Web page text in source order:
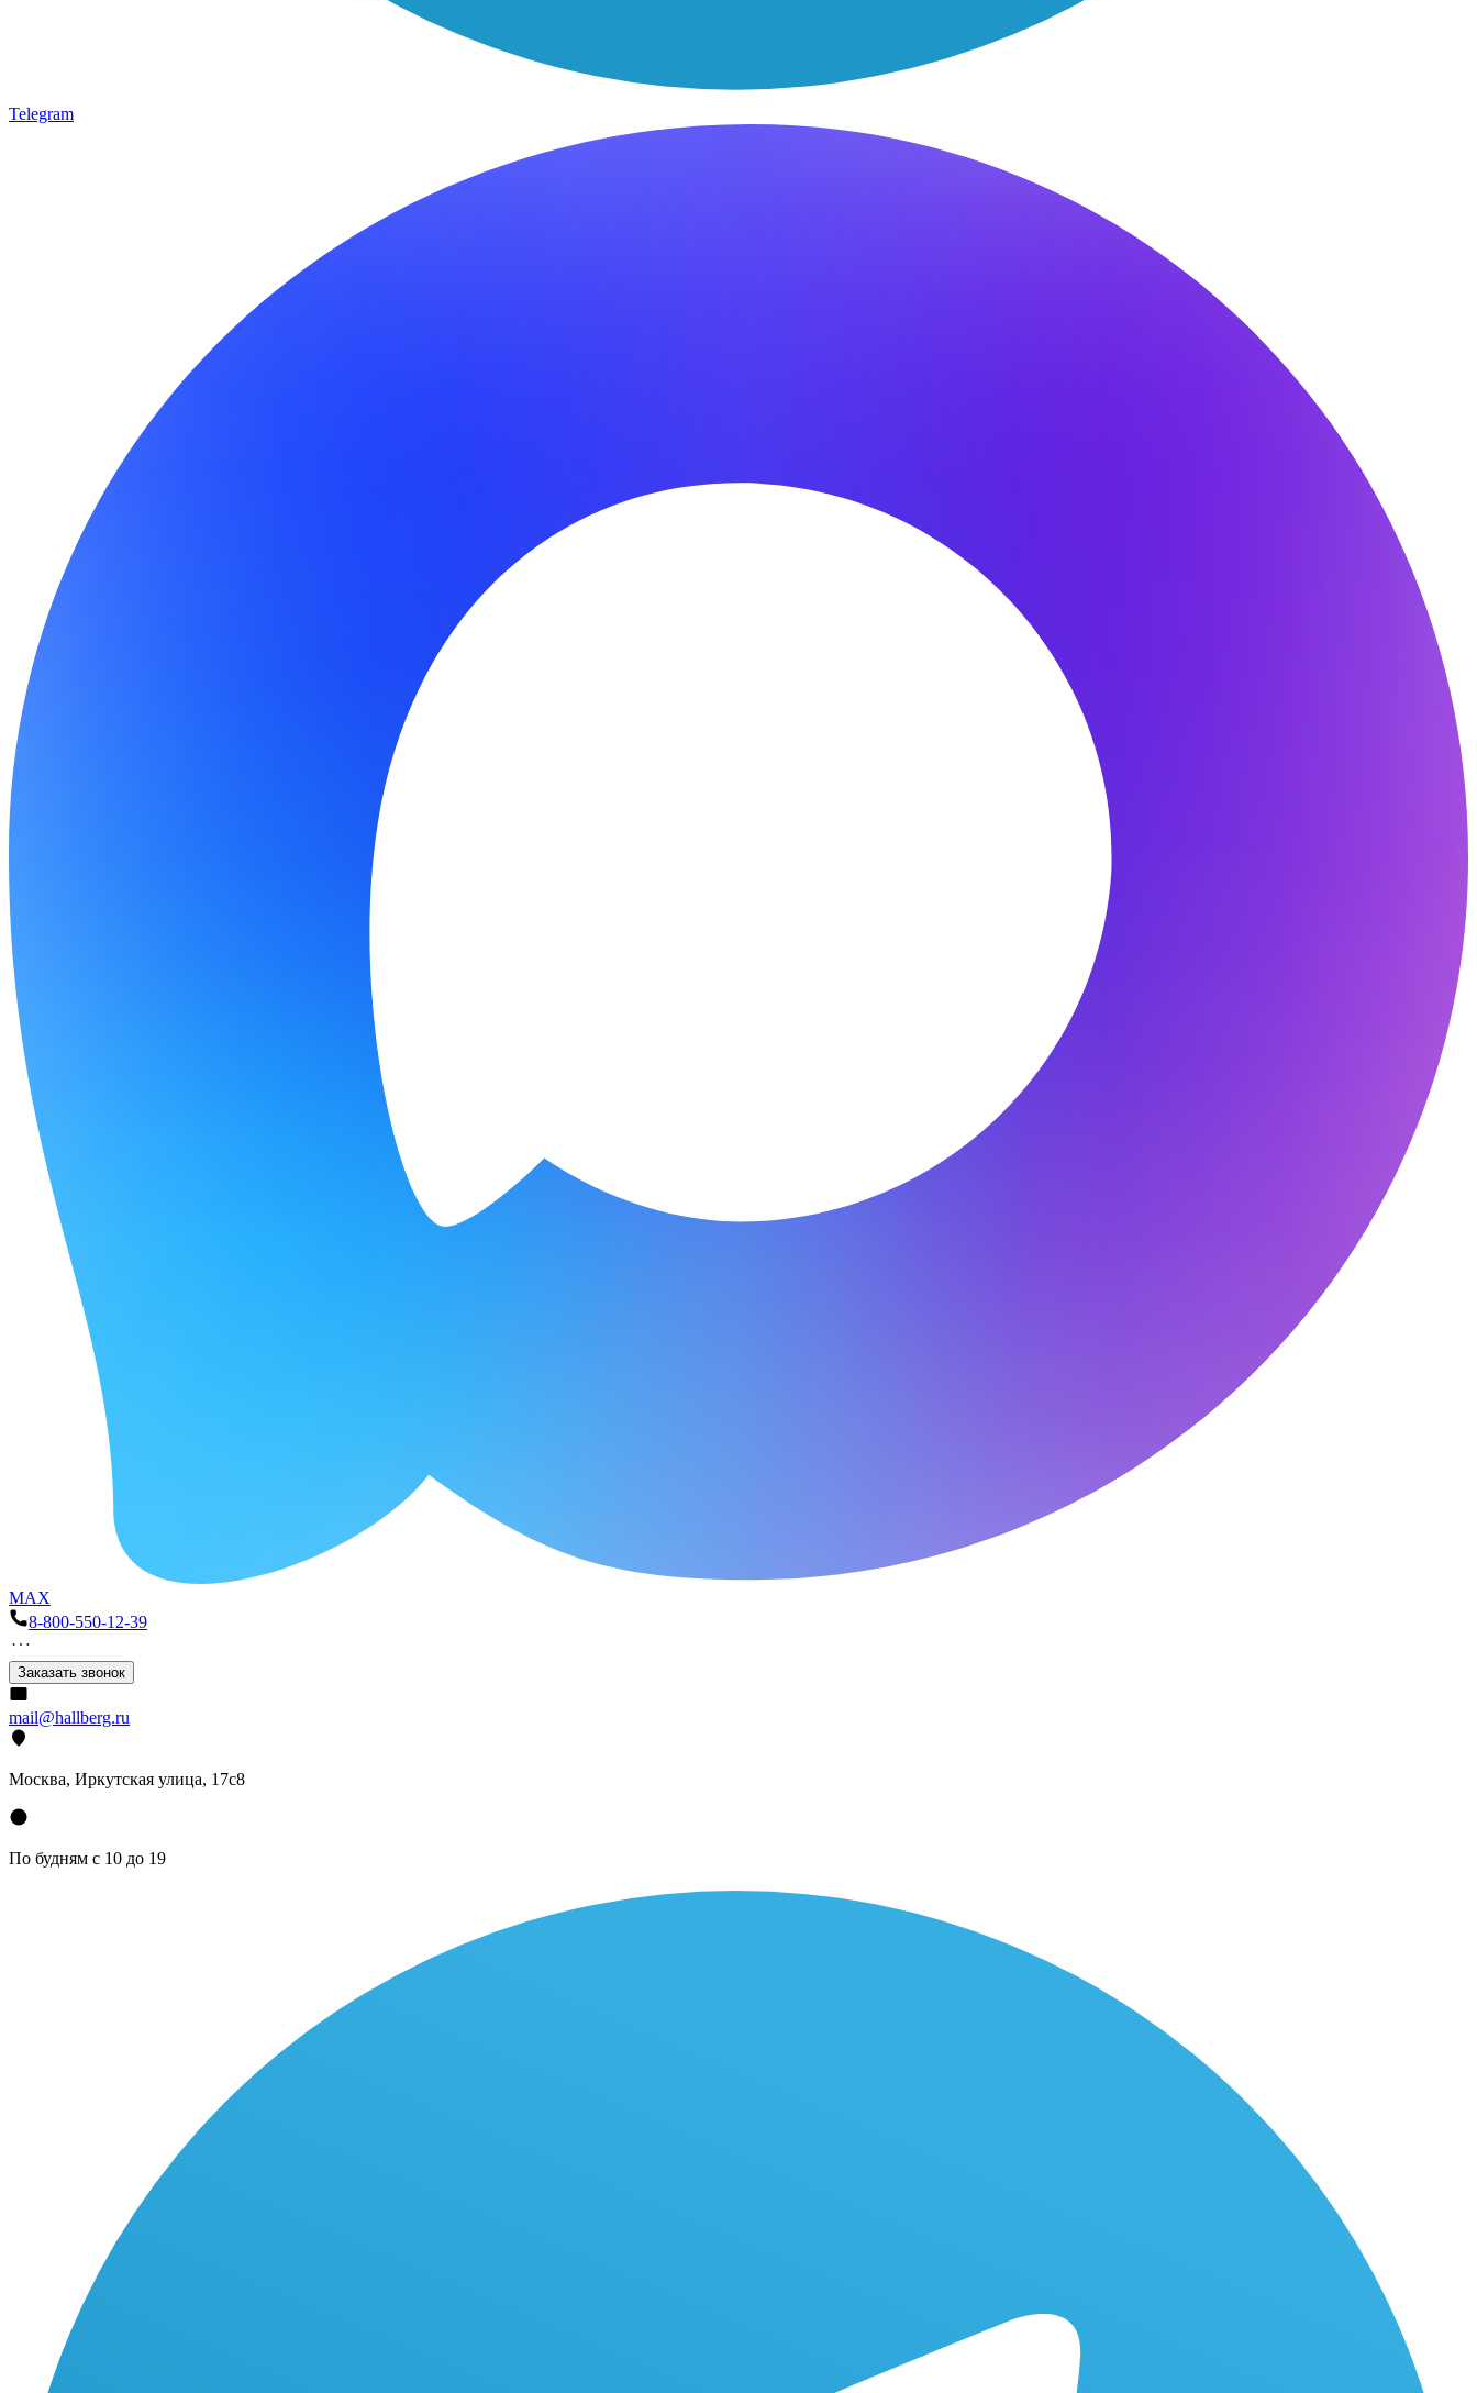
Telegram
MAX
8-800-550-12-39
Заказать звонок
mail@hallberg.ru
Москва, Иркутская улица, 17с8
По будням с 10 до 19